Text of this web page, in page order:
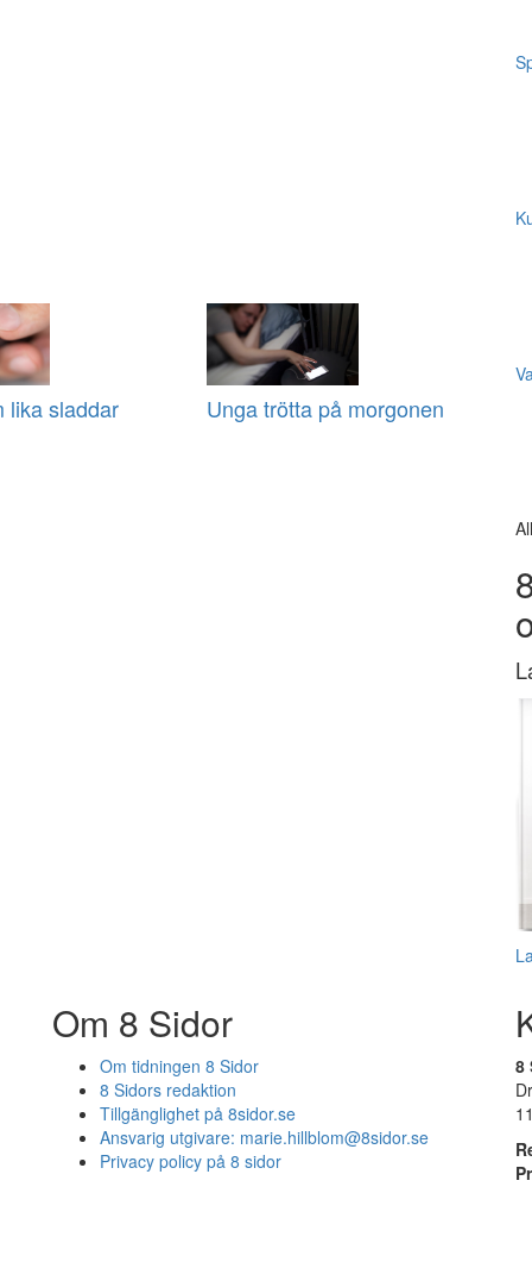
lika sladdar Unga trötta på morgonen
Om 8 Sidor
Om tidningen 8 Sidor
8 Sidors redaktion
Tillgänglighet på 8sidor.se
Ansvarig utgivare: marie.hillblom@8sidor.se
Privacy policy på 8 sidor
8